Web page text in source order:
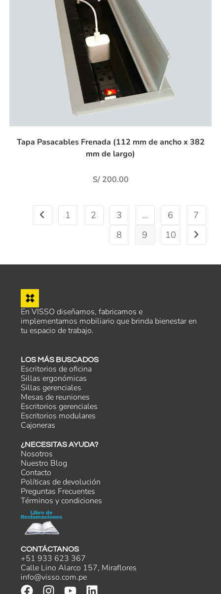
Tapa Pasacables Frenada (112 mm de ancho x 382
mm de largo)
S/200.00
1 2 3 … 6
7
8
9 10
En VISSO diseñamos, fabricamos e
implementamos mobiliario que brinda bienestar en
tu espacio de trabajo.
LOS MÁS BUSCADOS
Escritorios de oficina
Sillas ergonómicas
Sillas gerenciales
Mesas de reuniones
Escritorios gerenciales
Escritorios modulares
Cajoneras
¿NECESITAS AYUDA?
Nosotros
Nuestro Blog
Contacto
Políticas de devolución
Preguntas Frecuentes
Términos y condiciones
CONTÁCTANOS
+51 933 623 367
Calle Lino Alarco 157, Miraflores
info@visso.com.pe